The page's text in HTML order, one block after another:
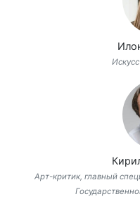
Арт-критик, главный